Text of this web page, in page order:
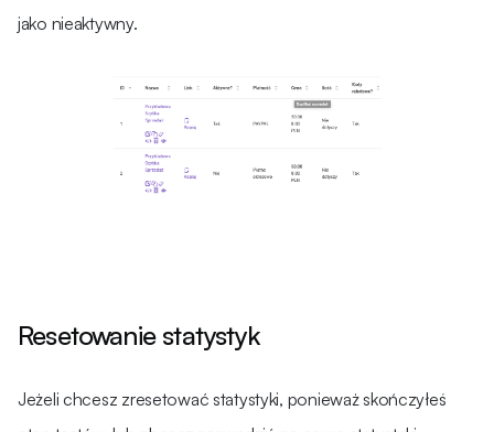
jako nieaktywny.
Resetowanie statystyk
Jeżeli chcesz zresetować statystyki, ponieważ skończyłeś